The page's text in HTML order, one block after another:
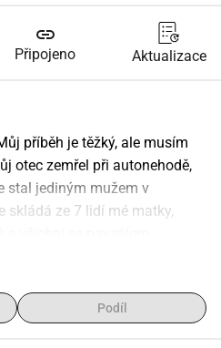
link
Připojeno Aktualizace
příběh je těžký, ale musím
otec zemřel při autonehodě,
stal jediným mužem v
skládá ze 7 lidí mé matky,
cílem být jejich oporou a
je zničeno a někdy mám
byl zničen v poslední válce
Podíl